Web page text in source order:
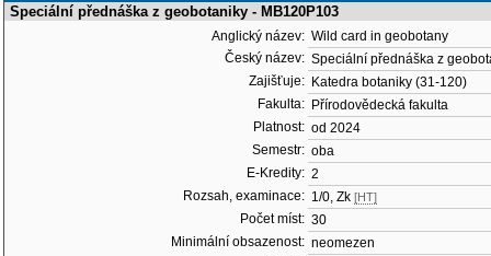
Speciální přednáška z geobotaniky - MB120P103
Anglický název: Wild card in geobotany
Český název: Speciální přednáška z
Zajišťuje: Katedra botaniky (31-120)
Fakulta: Přírodovědecká fakulta
Platnost: od 2024
Semestr: oba
E-Kredity: 2
Rozsah, examinace: 1/0, Zk [HT]
Počet míst: 30
Minimální obsazenost: neomezen